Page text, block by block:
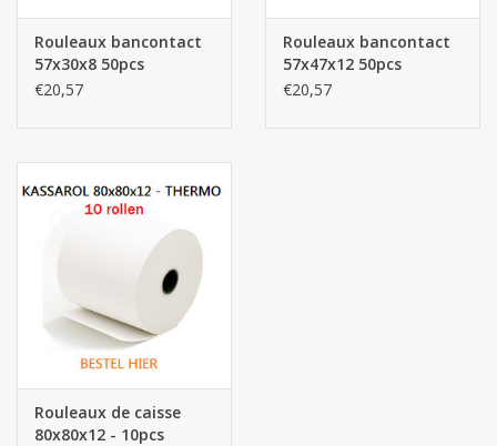
Les batteries
Confiserie Saint-Nicolas
Bonbons de carnaval
Rouleaux bancontact
57x30x8 50pcs
€20,57
Rouleaux bancontact
57x47x12 50pcs
€20,57
Rouleaux de caisse
80x80x12 - 10pcs